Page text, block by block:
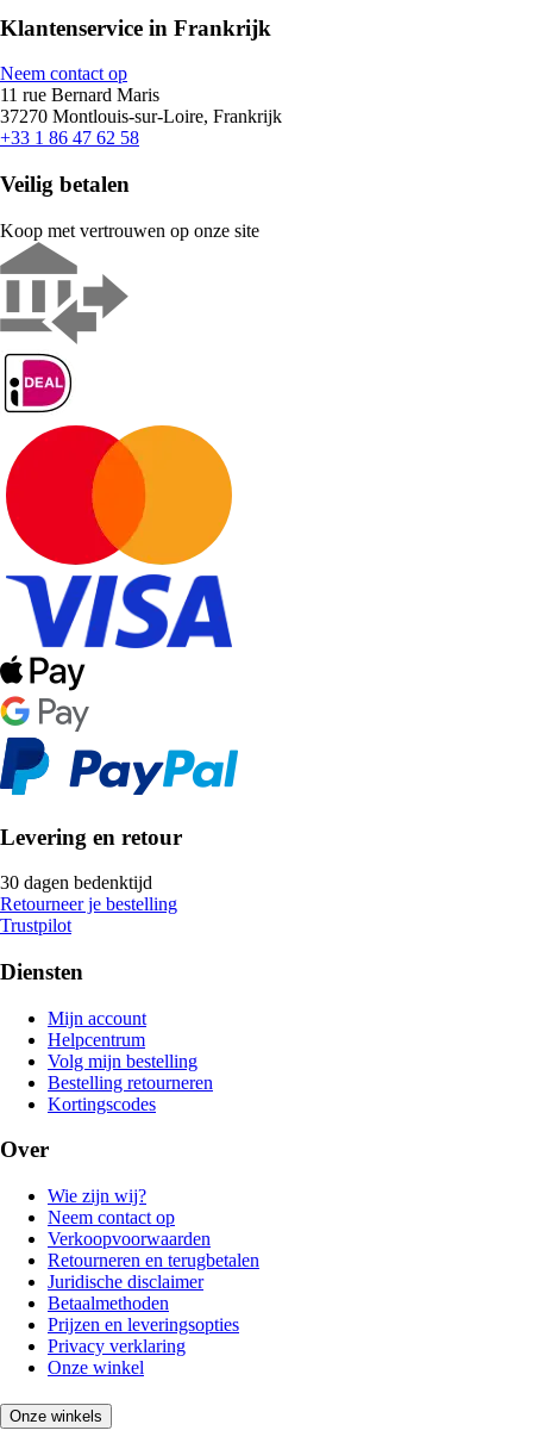
Klantenservice in Frankrijk
Neem contact op
11 rue Bernard Maris
37270 Montlouis-sur-Loire, Frankrijk
+33 1 86 47 62 58
Veilig betalen
Koop met vertrouwen op onze site
Levering en retour
30 dagen bedenktijd
Retourneer je bestelling
Trustpilot
Diensten
Mijn account
Helpcentrum
Volg mijn bestelling
Bestelling retourneren
Kortingscodes
Over
Wie zijn wij?
Neem contact op
Verkoopvoorwaarden
Retourneren en terugbetalen
Juridische disclaimer
Betaalmethoden
Prijzen en leveringsopties
Privacy verklaring
Onze winkel
Onze winkels